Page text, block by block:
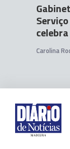
Carolina